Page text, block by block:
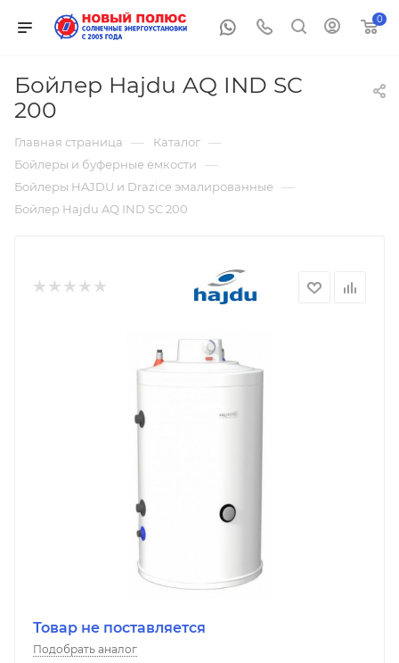
0
Бойлер Hajdu AQ IND SC
200
Главная страница — Каталог —
Бойлеры и буферные ёмкости —
Бойлеры HAJDU и Drazice эмалированные —
Бойлер Hajdu AQ IND SC 200
Товар не поставляется
Подобрать аналог